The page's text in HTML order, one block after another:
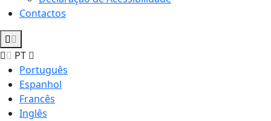
Contactos
PT
Português
Espanhol
Francês
Inglês